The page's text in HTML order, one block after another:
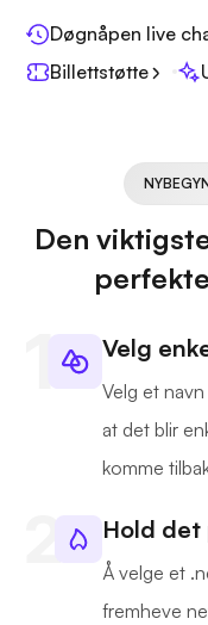
Døgnåpen live
Billettstøtte
Den
Velg
Velg et
at det blir
komme
Hold det
Å velge et
fremheve